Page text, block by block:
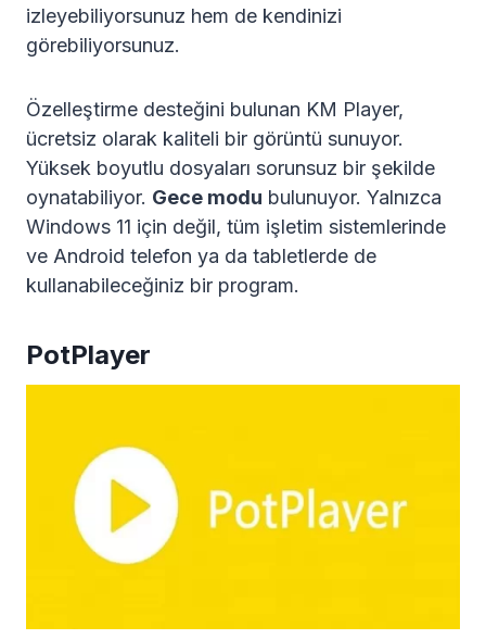
izleyebiliyorsunuz hem de kendinizi
görebiliyorsunuz.
Özelleştirme desteğini bulunan KM Player,
ücretsiz olarak kaliteli bir görüntü sunuyor.
Yüksek boyutlu dosyaları sorunsuz bir şekilde
oynatabiliyor. Gece modu bulunuyor. Yalnızca
Windows 11 için değil, tüm işletim sistemlerinde
ve Android telefon ya da tabletlerde de
kullanabileceğiniz bir program.
PotPlayer